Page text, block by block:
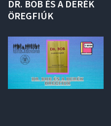
DR. BOB ÉS A DERÉK
ÖREGFIÚK